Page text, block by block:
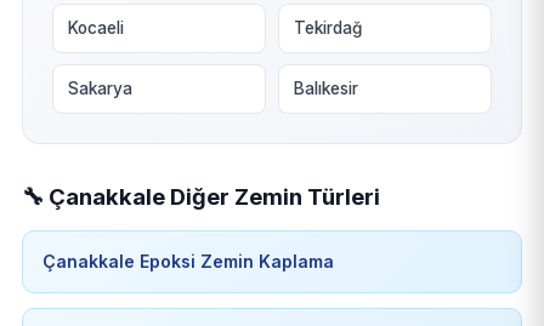
Kocaeli Tekirdağ
Sakarya Balıkesir
🔧 Çanakkale Diğer Zemin Türleri
Çanakkale Epoksi Zemin Kaplama